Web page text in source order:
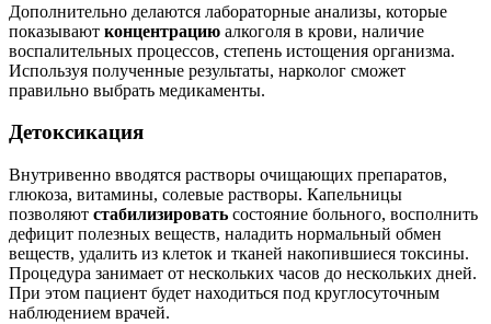
Дополнительно делаются лабораторные анализы, которые
показывают концентрацию алкоголя в крови, наличие
воспалительных процессов, степень истощения организма.
Используя полученные результаты, нарколог сможет
правильно выбрать медикаменты.
Детоксикация
Внутривенно вводятся растворы очищающих препаратов,
глюкоза, витамины, солевые растворы. Капельницы
позволяют стабилизировать состояние больного, восполнить
дефицит полезных веществ, наладить нормальный обмен
веществ, удалить из клеток и тканей накопившиеся токсины.
Процедура занимает от нескольких часов до нескольких дней.
При этом пациент будет находиться под круглосуточным
наблюдением врачей.